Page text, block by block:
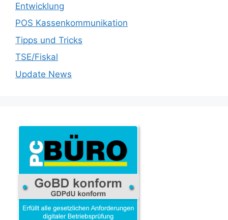
Entwicklung
POS Kassenkommunikation
Tipps und Tricks
TSE/Fiskal
Update News